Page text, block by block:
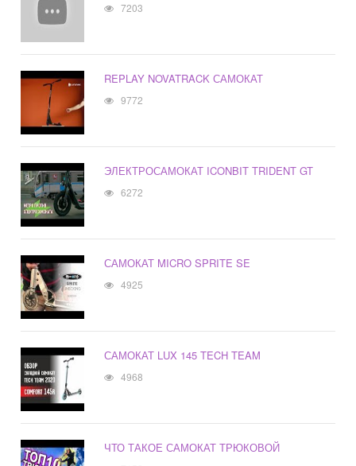
7203
REPLAY NOVATRACK САМОКАТ
9772
ЭЛЕКТРОСАМОКАТ ICONBIT TRIDENT GT
6272
САМОКАТ MICRO SPRITE SE
4925
САМОКАТ LUX 145 TECH TEAM
4968
ЧТО ТАКОЕ САМОКАТ ТРЮКОВОЙ